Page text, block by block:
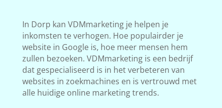
In Dorp kan VDMmarketing je helpen je
inkomsten te verhogen. Hoe populairder je
website in Google is, hoe meer mensen hem
zullen bezoeken. VDMmarketing is een bedrijf
dat gespecialiseerd is in het verbeteren van
websites in zoekmachines en is vertrouwd met
alle huidige online marketing trends.